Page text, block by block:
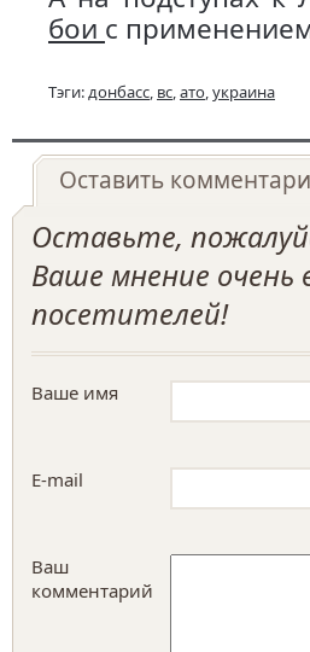
бои с
Тэги:донбасс, вс,ато,украина
Оставить
Оставьте,
Ваше мнение очень
посетителей!
Ваше имя
E-mail
Ваш
комментарий